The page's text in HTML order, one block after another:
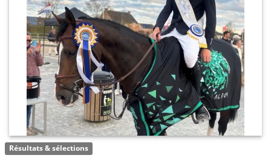
Résultats & sélections